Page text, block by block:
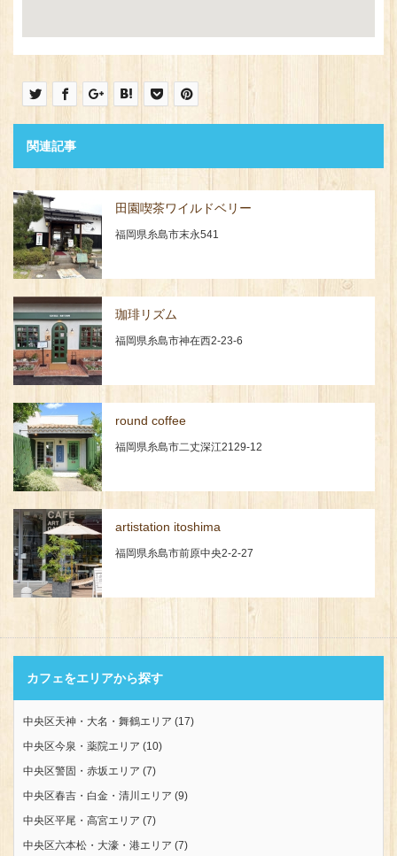
関連記事
田園喫茶ワイルドベリー
福岡県糸島市末永541
珈琲リズム
福岡県糸島市神在西2-23-6
round coffee
福岡県糸島市二丈深江2129-12
artistation itoshima
福岡県糸島市前原中央2-2-27
カフェをエリアから探す
中央区天神・大名・舞鶴エリア (17)
中央区今泉・薬院エリア (10)
中央区警固・赤坂エリア (7)
中央区春吉・白金・清川エリア (9)
中央区平尾・高宮エリア (7)
中央区六本松・大濠・港エリア (7)